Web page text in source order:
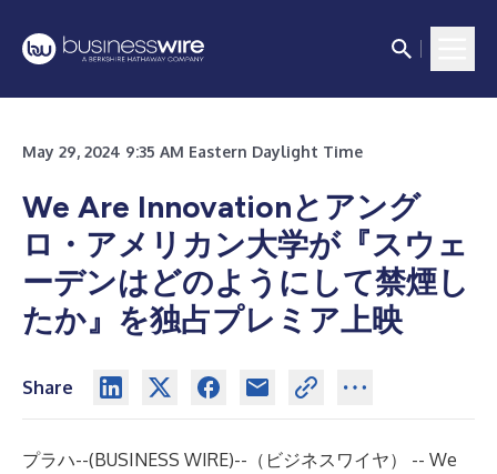
May 29, 2024 9:35 AM Eastern Daylight Time
We Are Innovationとアング
ロ・アメリカン大学が『スウェ
ーデンはどのようにして禁煙し
たか』を独占プレミア上映
Share
プラハ--(BUSINESS WIRE)-- （ビジネスワイヤ） -- We